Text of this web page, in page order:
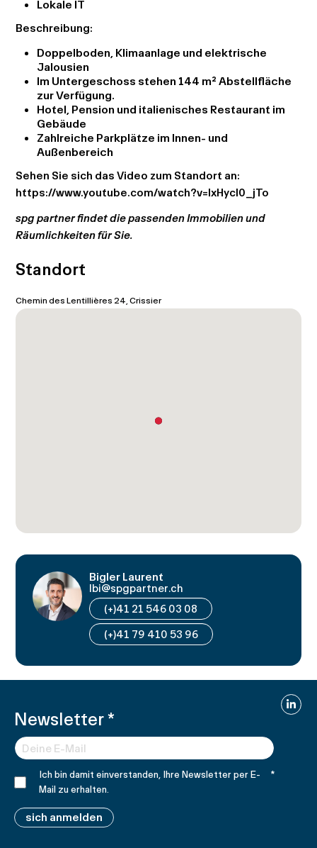
Lokale IT
Beschreibung:
Doppelboden, Klimaanlage und elektrische
Jalousien
Im Untergeschoss stehen 144 m² Abstellfläche
zur Verfügung.
Hotel, Pension und italienisches Restaurant im
Gebäude
Zahlreiche Parkplätze im Innen- und
Außenbereich
Sehen Sie sich das Video zum Standort an:
https://www.youtube.com/watch?v=lxHycI0_jTo
spg partner findet die passenden Immobilien und
Räumlichkeiten für Sie.
Standort
Chemin des Lentillières 24, Crissier
Bigler Laurent
lbi@spgpartner.ch
(+)41 21 546 03 08
(+)41 79 410 53 96
Newsletter*
Ich bin damit einverstanden, Ihre Newsletter per E-
Mail zu erhalten.
*
sich anmelden